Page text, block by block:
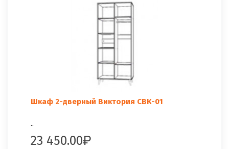
Шкаф 2-дверный Виктория СВК-01
..
23 450.00